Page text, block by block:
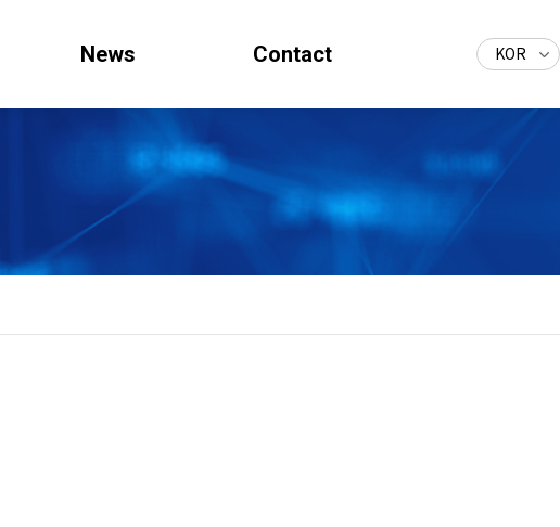
KOR
News Contact